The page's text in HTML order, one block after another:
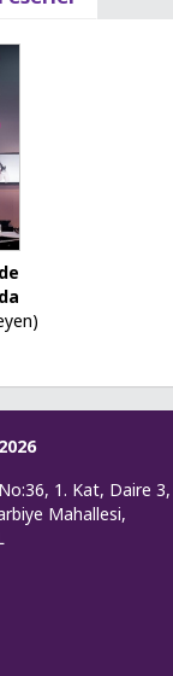
1. Kat, Daire 3,
Mahallesi,